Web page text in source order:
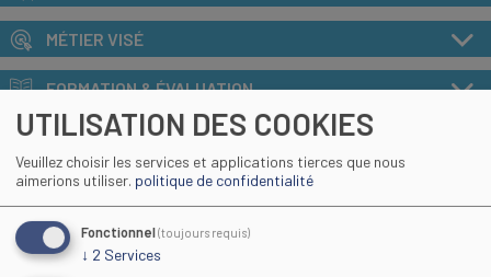
MÉTIER VISÉ
FORMATION & ÉVALUATION
MÉTHODE DE CERTIFICATION
SUITE ET DÉBOUCHÉS
ACCESSIBILITE HANDICAP
UTILISATION DES COOKIES
Veuillez choisir les services et applications tierces que nous
aimerions utiliser. politique de confidentialité
Fonctionnel(toujours requis)
↓ 2 Services